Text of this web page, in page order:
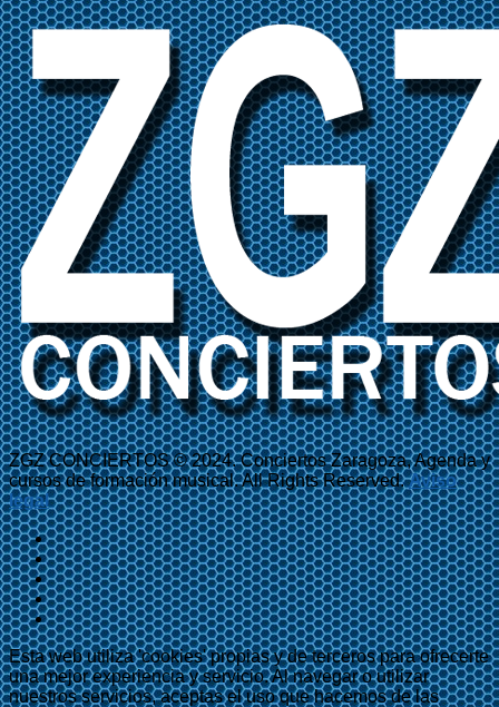
ZGZ CONCIERTOS © 2024. Conciertos Zaragoza, Agenda y
cursos de formación musical. All Rights Reserved.Aviso
legal
Esta web utiliza 'cookies' propias y de terceros para ofrecerte
una mejor experiencia y servicio. Al navegar o utilizar
nuestros servicios, aceptas el uso que hacemos de las